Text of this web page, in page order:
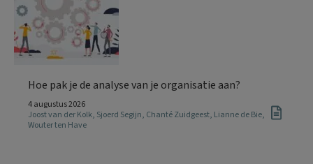
Hoe pak je de analyse van je organisatie aan?
4 augustus 2026
Joost van der Kolk, Sjoerd Segijn, Chanté Zuidgeest, Lianne de Bie,
Wouter ten Have